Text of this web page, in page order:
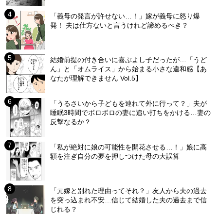
「義母の発言が許せない…！」嫁が義母に怒り爆
発！ 夫は仕方ないと言うけれど諦めるべき？
結婚前提の付き合いに喜ぶよし子だったが…「うど
ん」と「オムライス」から始まる小さな違和感【あ
なたが理解できません Vol.5】
「うるさいから子どもを連れて外に行って？」夫が
睡眠3時間でボロボロの妻に追い打ちをかける…妻の
反撃なるか？
「私が絶対に娘の可能性を開花させる…！」娘に高
額を注ぎ自分の夢を押しつけた母の大誤算
「元嫁と別れた理由ってそれ？」友人から夫の過去
を突っ込まれ不安…信じて結婚した夫の過去まで信
じれる？